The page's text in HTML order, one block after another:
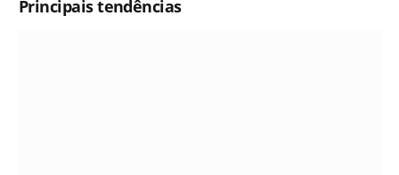
Principais tendências